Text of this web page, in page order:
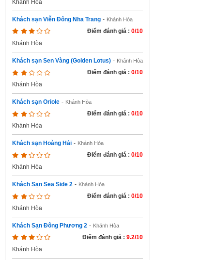
Khánh Hòa
Khách sạn Viễn Đông Nha Trang - Khánh Hòa
Điểm đánh giá : 0/10
Khánh Hòa
Khách sạn Sen Vàng (Golden Lotus) - Khánh Hòa
Điểm đánh giá : 0/10
Khánh Hòa
Khách sạn Oriole - Khánh Hòa
Điểm đánh giá : 0/10
Khánh Hòa
Khách sạn Hoàng Hải - Khánh Hòa
Điểm đánh giá : 0/10
Khánh Hòa
Khách Sạn Sea Side 2 - Khánh Hòa
Điểm đánh giá : 0/10
Khánh Hòa
Khách Sạn Đông Phương 2 - Khánh Hòa
Điểm đánh giá : 9.2/10
Khánh Hòa